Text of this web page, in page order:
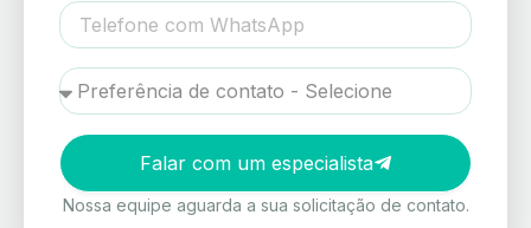
Falar com um especialista
Nossa equipe aguarda a sua solicitação de contato.